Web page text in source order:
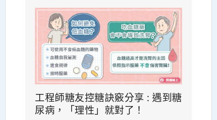
工程師糖友控糖訣竅分享 : 遇到糖
尿病，「理性」就對了！